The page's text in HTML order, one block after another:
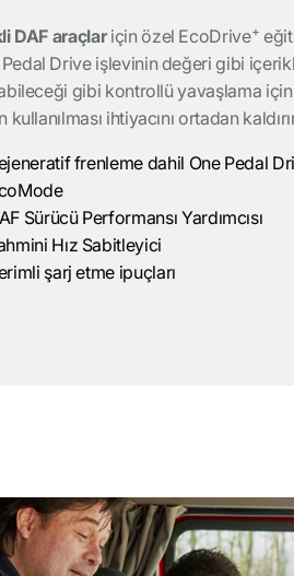
DAF araçlariçin özel EcoDrive+
Drive işlevinin değeri gibi
gibi kontrollü yavaşlama
kullanılması ihtiyacını ortadan
frenleme dahil One Pedal
Sürücü Performansı Yardımcısı
Hız Sabitleyici
şarj etme ipuçları